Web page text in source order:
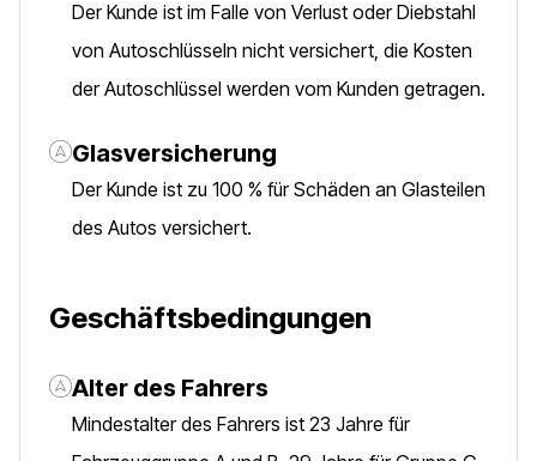
Der Kunde ist im Falle von Verlust oder Diebstahl
von Autoschlüsseln nicht versichert, die Kosten
der Autoschlüssel werden vom Kunden getragen.
Glasversicherung
Der Kunde ist zu 100 % für Schäden an Glasteilen
des Autos versichert.
Geschäftsbedingungen
Alter des Fahrers
Mindestalter des Fahrers ist 23 Jahre für